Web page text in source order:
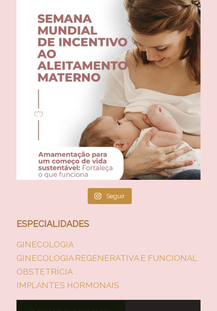
Seguir
ESPECIALIDADES
GINECOLOGIA
GINECOLOGIA REGENERATIVA E FUNCIONAL
OBSTETRÍCIA
IMPLANTES HORMONAIS